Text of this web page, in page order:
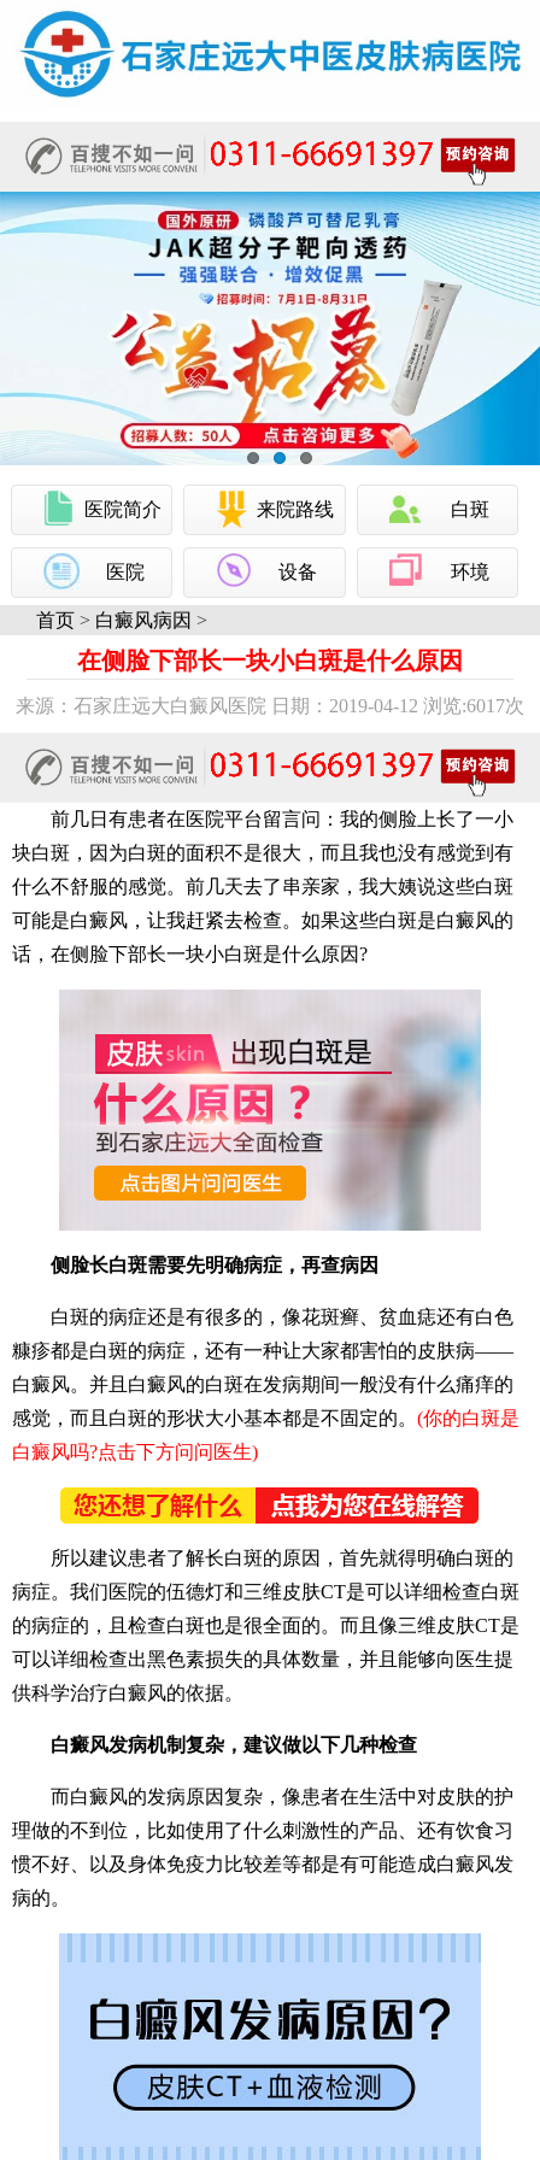
医院简介 来院路线 白斑
医院 设备 环境
首页 > 白癜风病因 >
在侧脸下部长一块小白斑是什么原因
来源：石家庄远大白癜风医院 日期：2019-04-12 浏览:6017次
前几日有患者在医院平台留言问：我的侧脸上长了一小
块白斑，因为白斑的面积不是很大，而且我也没有感觉到有
什么不舒服的感觉。前几天去了串亲家，我大姨说这些白斑
可能是白癜风，让我赶紧去检查。如果这些白斑是白癜风的
话，在侧脸下部长一块小白斑是什么原因?
侧脸长白斑需要先明确病症，再查病因
白斑的病症还是有很多的，像花斑癣、贫血痣还有白色
糠疹都是白斑的病症，还有一种让大家都害怕的皮肤病——
白癜风。并且白癜风的白斑在发病期间一般没有什么痛痒的
感觉，而且白斑的形状大小基本都是不固定的。 (你的白斑是
白癜风吗?点击下方问问医生)
所以建议患者了解长白斑的原因，首先就得明确白斑的
病症。我们医院的伍德灯和三维皮肤CT是可以详细检查白斑
的病症的，且检查白斑也是很全面的。而且像三维皮肤CT是
可以详细检查出黑色素损失的具体数量，并且能够向医生提
供科学治疗白癜风的依据。
白癜风发病机制复杂，建议做以下几种检查
而白癜风的发病原因复杂，像患者在生活中对皮肤的护
理做的不到位，比如使用了什么刺激性的产品、还有饮食习
惯不好、以及身体免疫力比较差等都是有可能造成白癜风发
病的。